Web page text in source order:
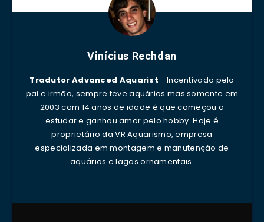
Vinícius Rechdan
Tradutor Advanced Aquarist - Incentivado pelo
pai e irmão, sempre teve aquários mas somente em
2003 com 14 anos de idade é que começou a
estudar e ganhou amor pelo hobby. Hoje é
proprietário da VR Aquarismo, empresa
especializada em montagem e manutenção de
aquários e lagos ornamentais.